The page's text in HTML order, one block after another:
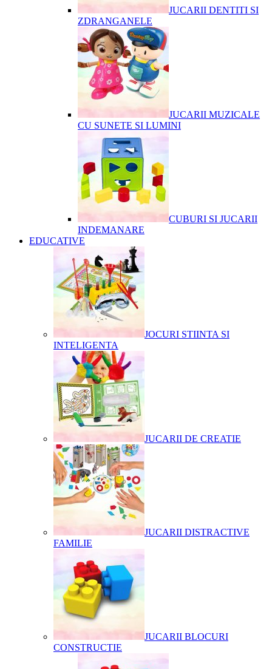
JUCARII DENTITI SI
ZDRANGANELE
JUCARII MUZICALE
CU SUNETE SI LUMINI
CUBURI SI JUCARII
INDEMANARE
EDUCATIVE
JOCURI STIINTA SI
INTELIGENTA
JUCARII DE CREATIE
JUCARII DISTRACTIVE
FAMILIE
JUCARII BLOCURI
CONSTRUCTIE